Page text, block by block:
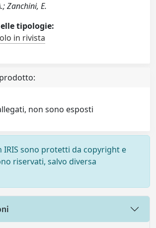
Zanchini, E.
tipologie:
in rivista
non sono esposti
IRIS sono protetti da copyright e
riservati, salvo diversa